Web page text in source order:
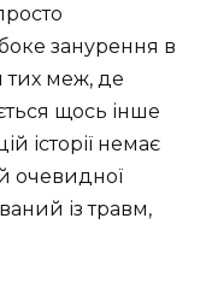
занурення в
тих меж, де
щось інше
історії немає
очевидної
із травм,